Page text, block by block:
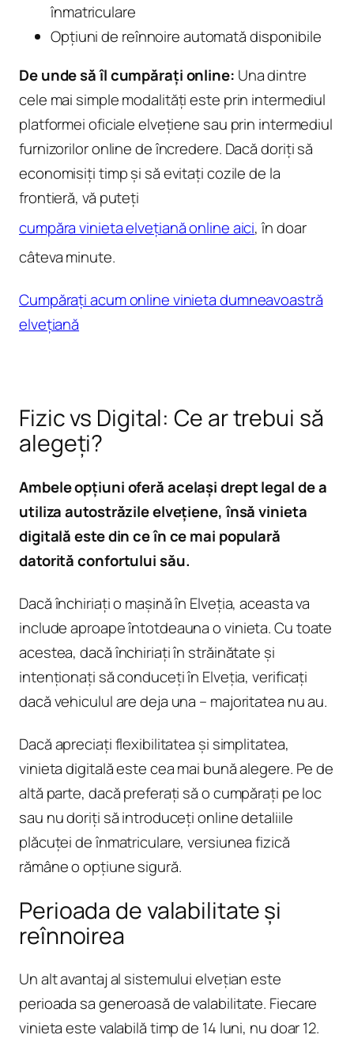
înmatriculare
Opțiuni de reînnoire automată disponibile
De unde să îl cumpărați online: Una dintre
cele mai simple modalități este prin intermediul
platformei oficiale elvețiene sau prin intermediul
furnizorilor online de încredere. Dacă doriți să
economisiți timp și să evitați cozile de la
frontieră, vă puteți
cumpăra vinieta elvețiană online aici, în doar
câteva minute.
Cumpărați acum online vinieta dumneavoastră
elvețiană
Fizic vs Digital: Ce ar trebui să
alegeți?
Ambele opțiuni oferă același drept legal de a
utiliza autostrăzile elvețiene, însă vinieta
digitală este din ce în ce mai populară
datorită confortului său.
Dacă închiriați o mașină în Elveția, aceasta va
include aproape întotdeauna o vinieta. Cu toate
acestea, dacă închiriați în străinătate și
intenționați să conduceți în Elveția, verificați
dacă vehiculul are deja una – majoritatea nu au.
Dacă apreciați flexibilitatea și simplitatea,
vinieta digitală este cea mai bună alegere. Pe de
altă parte, dacă preferați să o cumpărați pe loc
sau nu doriți să introduceți online detaliile
plăcuței de înmatriculare, versiunea fizică
rămâne o opțiune sigură.
Perioada de valabilitate și
reînnoirea
Un alt avantaj al sistemului elvețian este
perioada sa generoasă de valabilitate. Fiecare
vinieta este valabilă timp de 14 luni, nu doar 12.